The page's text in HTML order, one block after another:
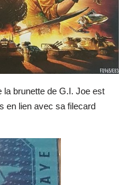
la brunette de G.I. Joe est
en lien avec sa filecard